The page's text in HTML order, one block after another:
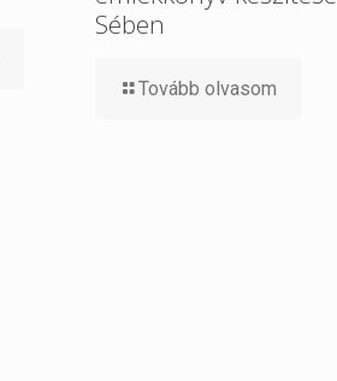
Sében
Tovább olvasom